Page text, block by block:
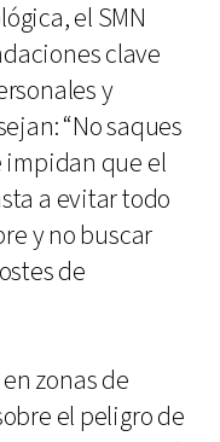
el SMN
clave
y
“No saques
impidan que el
a evitar todo
y no buscar
de
zonas de
el peligro de